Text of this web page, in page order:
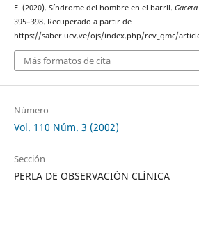
E. (2020). Síndrome del hombre en el barril.
395–398. Recuperado a partir de
https://saber.ucv.ve/ojs/index.php/rev_gmc/
Más formatos de cita
Número
Vol. 110 Núm. 3 (2002)
Sección
PERLA DE OBSERVACIÓN CLÍNICA